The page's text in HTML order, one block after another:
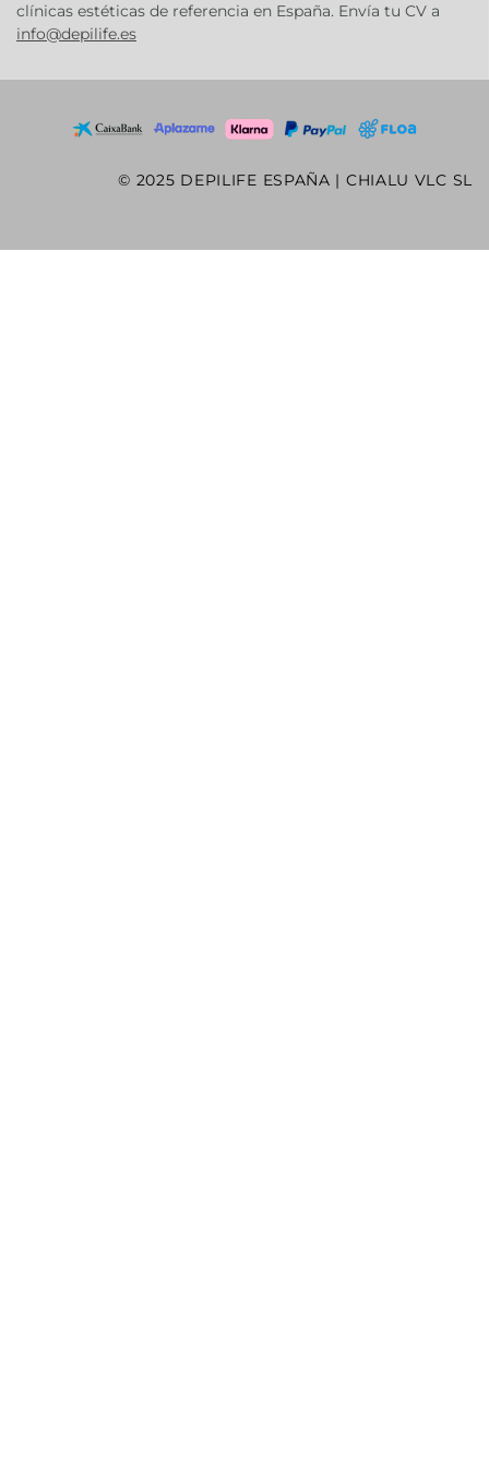
clínicas estéticas de referencia en España. Envía tu CV a
info@depilife.es
© 2025 DEPILIFE ESPAÑA | CHIALU VLC SL